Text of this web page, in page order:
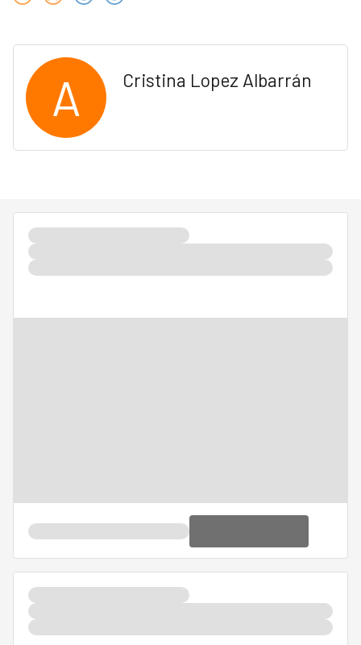
A Cristina Lopez Albarrán